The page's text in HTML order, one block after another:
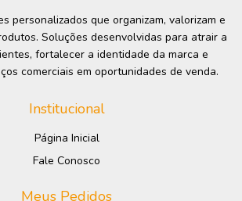
personalizados que organizam, valorizam e
Soluções desenvolvidas para atrair a
fortalecer a identidade da marca e
comerciais em oportunidades de venda.
Institucional
Página Inicial
Fale Conosco
Meus Pedidos